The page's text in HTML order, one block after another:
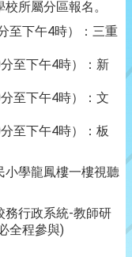
所屬分區報名。
至下午4時）：三重
至下午4時）：新
至下午4時）：文
至下午4時）：板
小學龍鳳樓一樓視聽
務行政系統-教師研
全程參與)